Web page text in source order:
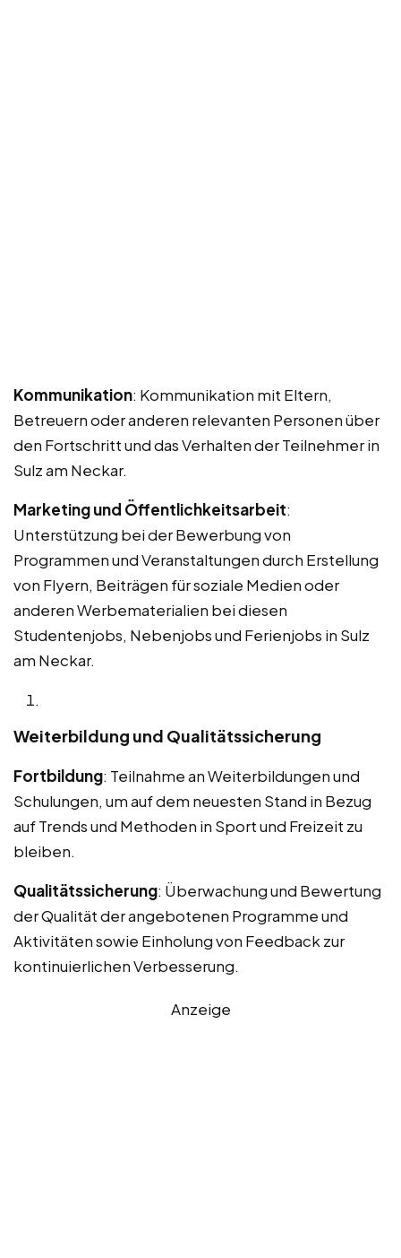
Kommunikation: Kommunikation mit Eltern,
Betreuern oder anderen relevanten Personen über
den Fortschritt und das Verhalten der Teilnehmer in
Sulz am Neckar.
Marketing und Öffentlichkeitsarbeit:
Unterstützung bei der Bewerbung von
Programmen und Veranstaltungen durch Erstellung
von Flyern, Beiträgen für soziale Medien oder
anderen Werbematerialien bei diesen
Studentenjobs, Nebenjobs und Ferienjobs in Sulz
am Neckar.
Weiterbildung und Qualitätssicherung
Fortbildung: Teilnahme an Weiterbildungen und
Schulungen, um auf dem neuesten Stand in Bezug
auf Trends und Methoden in Sport und Freizeit zu
bleiben.
Qualitätssicherung: Überwachung und Bewertung
der Qualität der angebotenen Programme und
Aktivitäten sowie Einholung von Feedback zur
kontinuierlichen Verbesserung.
Anzeige